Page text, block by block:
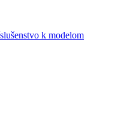
k modelom